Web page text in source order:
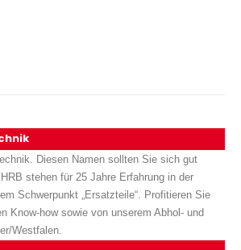
Diesen Namen sollten Sie sich gut
stehen für 25 Jahre Erfahrung in der
Schwerpunkt „Ersatzteile“. Profitieren Sie
Know-how sowie von unserem Abhol- und
Westfalen.